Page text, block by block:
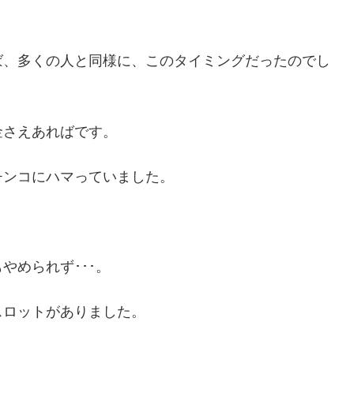
多くの人と同様に、このタイミングだったのでし
えあればです。
コにハマっていました。
められず･･･。
ットがありました。